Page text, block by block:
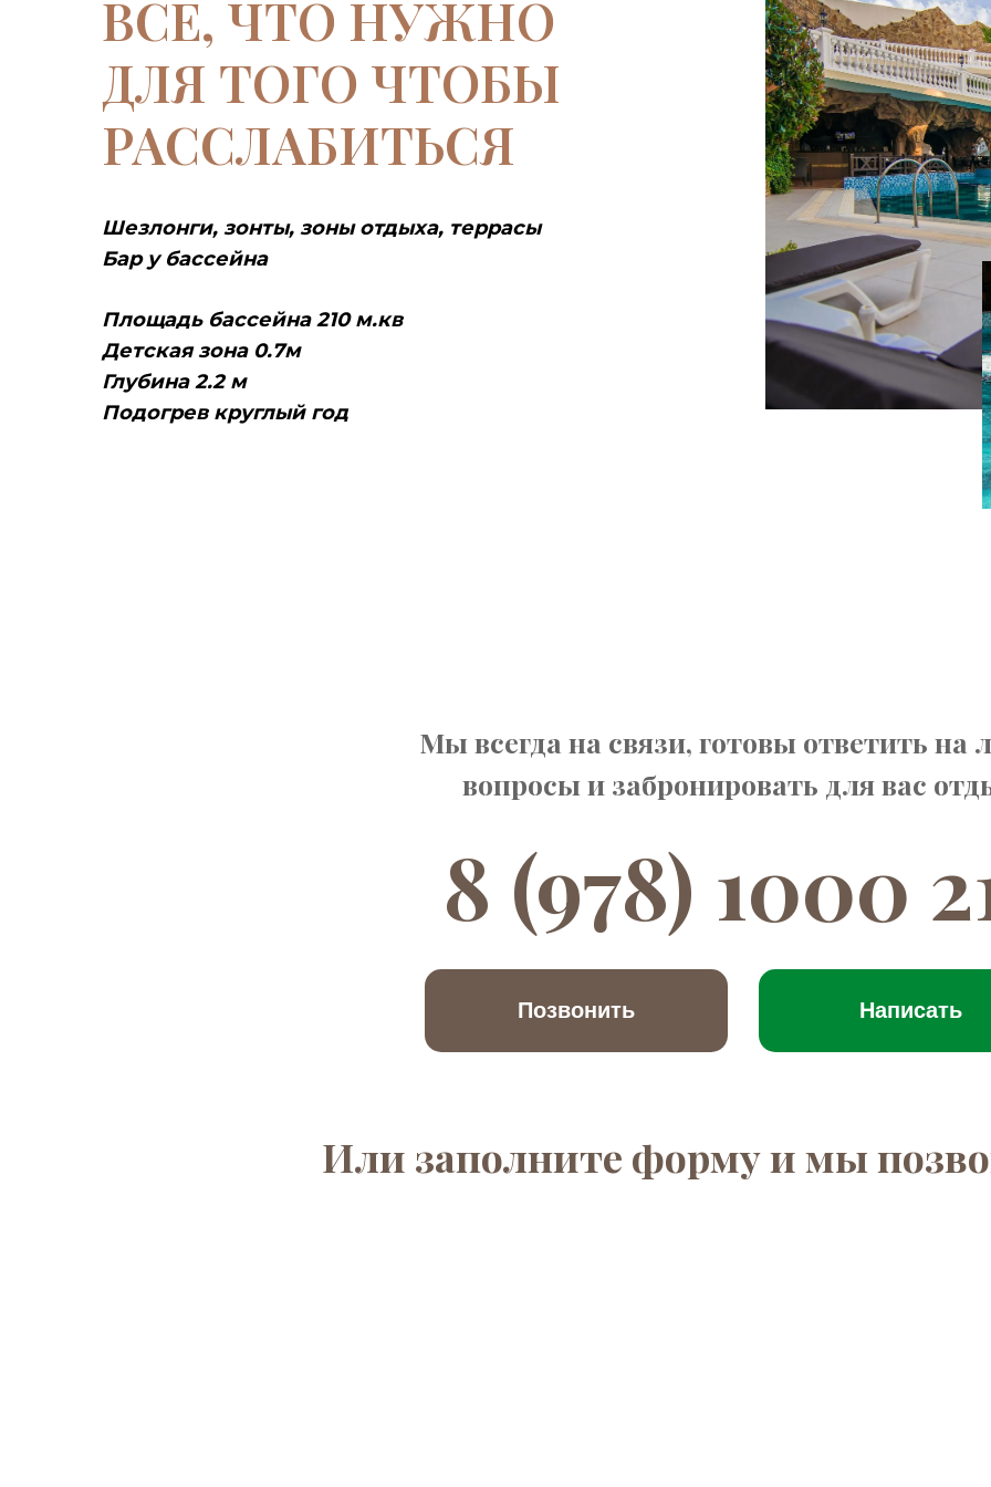
ВСЕ, ЧТО НУЖНО
ДЛЯ ТОГО ЧТОБЫ
РАССЛАБИТЬСЯ
Шезлонги, зонты, зоны отдыха, террасы
Бар у бассейна
Площадь бассейна 210 м.кв
Детская зона 0.7м
Глубина 2.2 м
Подогрев круглый год
Или заполните форму и мы
Мы всегда на связи, готовы ответить на
вопросы и забронировать для вас
Позвонить Написать
8 (978) 1000